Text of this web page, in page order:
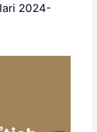
2024-